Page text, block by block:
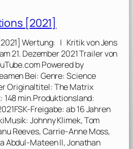
[2021]
Wertung: | Kritik von Jens
21. Dezember 2021 Trailer von
Powered by
Bei: Genre: Science
Originaltitel: The Matrix
min.Produktionsland:
Freigabe: ab 16 Jahren
Johnny Klimek, Tom
Reeves, Carrie-Anne Moss,
Abdul-Mateen II, Jonathan